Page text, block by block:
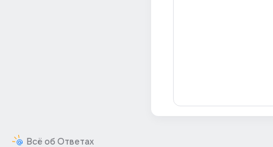
Всё об Ответах